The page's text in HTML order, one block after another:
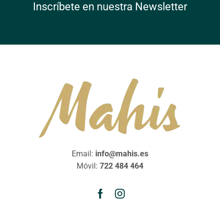
Inscríbete en nuestra Newsletter
Email: info@mahis.es
Móvil: 722 484 464